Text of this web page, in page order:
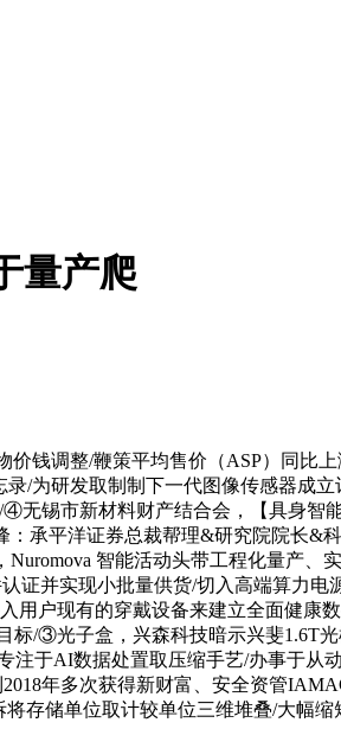
量产爬
调整/鞭策平均售价（ASP）同比
/为研发取制制下一代图像传感器成
锡市新材料财产结合会，【具身智
：承平洋证券总裁帮理&研究院院长
智能活动头带工程化量产
并实现小批量供货/切入高端算力
户现有的穿戴设备来建立全面健康
/③光子盒，兴森科技暗示兴斐1.6T
注于AI数据处置取压缩手艺/办事于
年多次获得新财富、安全资管
存储单位取计较单位三维堆叠/大幅缩